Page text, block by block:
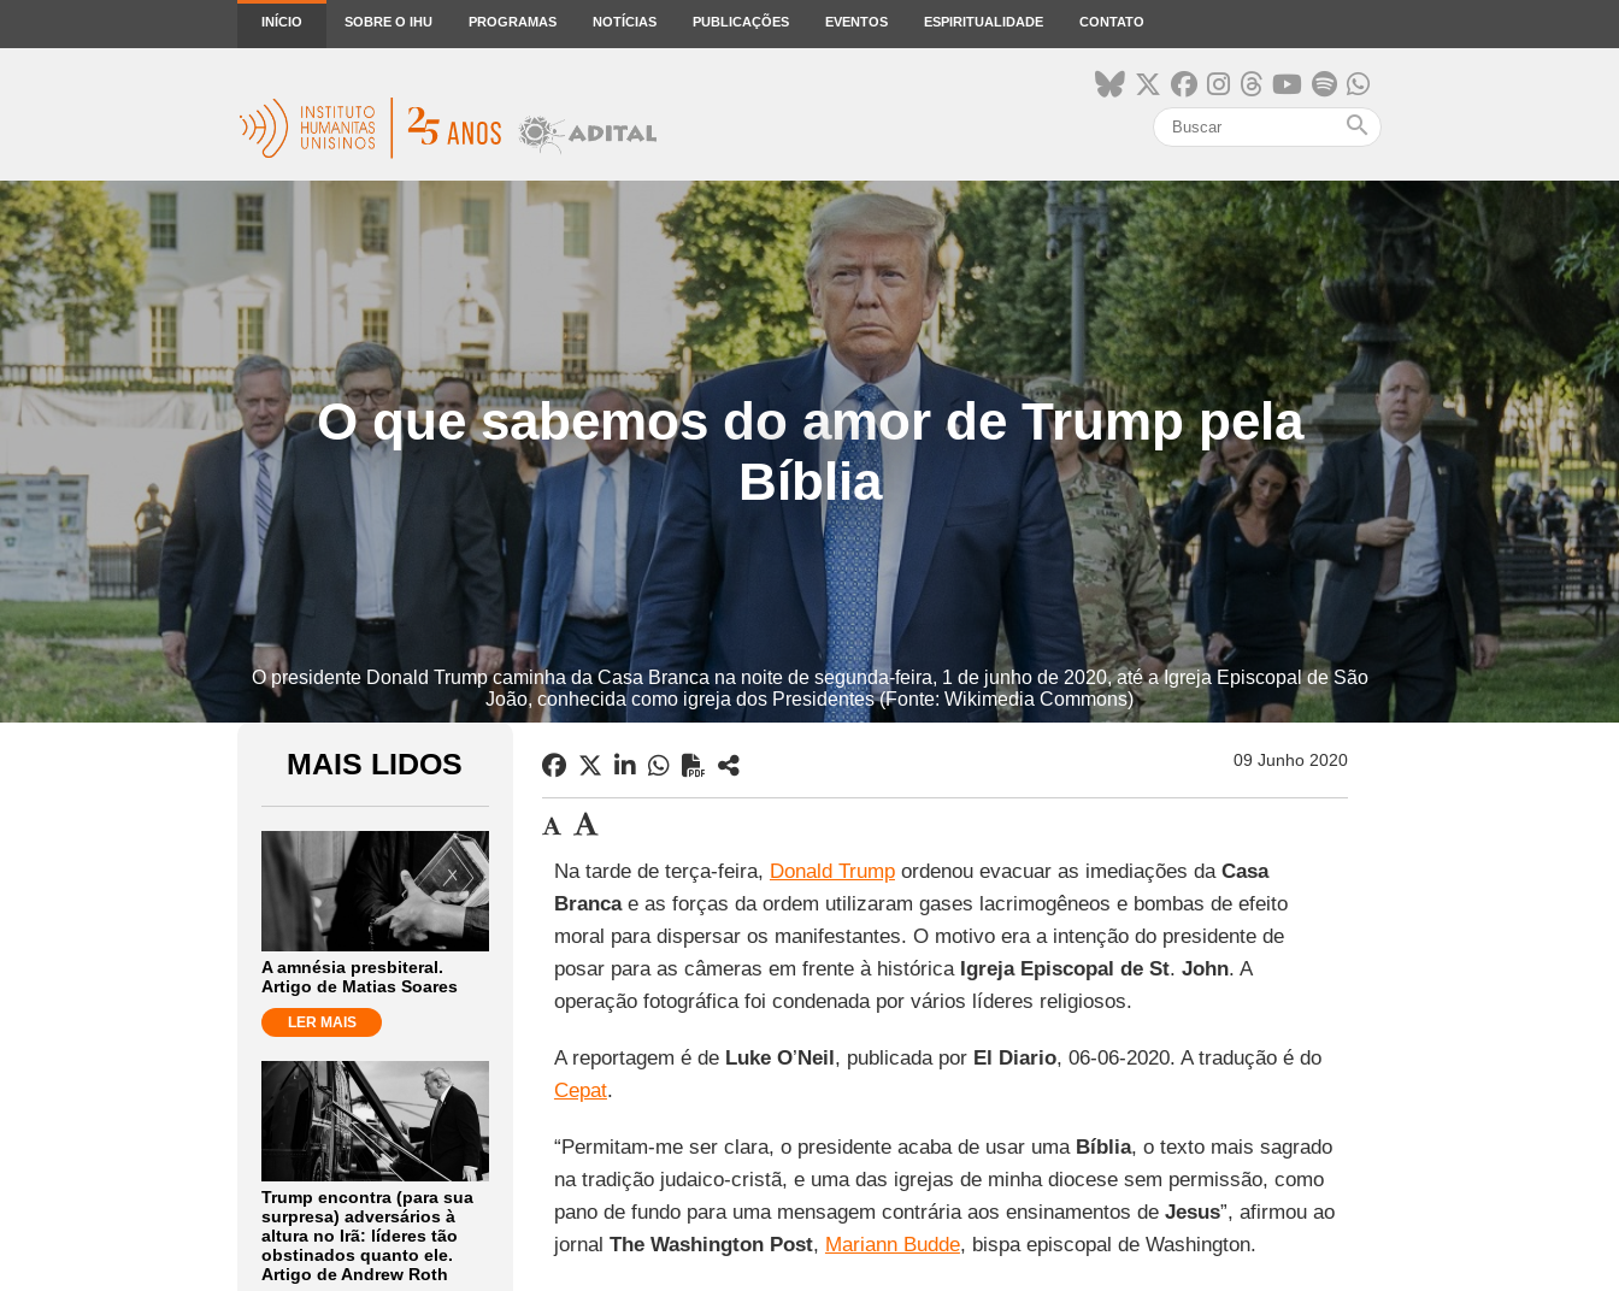
INÍCIO SOBRE O IHU PROGRAMAS NOTÍCIAS PUBLICAÇÕES EVENTOS ESPIRITUALIDADE CONTATO
search
O que sabemos do amor de Trump pela
Bíblia
O presidente Donald Trump caminha da Casa Branca na noite de segunda-feira, 1 de junho de 2020, até a Igreja Episcopal de São
João, conhecida como igreja dos Presidentes (Fonte: Wikimedia Commons)
MAIS LIDOS
A amnésia presbiteral.
Artigo de Matias Soares
LER MAIS
Trump encontra (para sua
surpresa) adversários à
altura no Irã: líderes tão
obstinados quanto ele.
Artigo de Andrew Roth
09 Junho 2020
Na tarde de terça-feira, Donald Trumpordenou evacuar as imediações da Casa
Brancae as forças da ordem utilizaram gases lacrimogêneos e bombas de efeito
moral para dispersar os manifestantes. O motivo era a intenção do presidente de
posar para as câmeras em frente à histórica Igreja Episcopal de St. John. A
operação fotográfica foi condenada por vários líderes religiosos.
A reportagem é de Luke O’Neil, publicada por El Diario, 06-06-2020. A tradução é do
Cepat.
“Permitam-me ser clara, o presidente acaba de usar uma Bíblia, o texto mais sagrado
na tradição judaico-cristã, e uma das igrejas de minha diocese sem permissão, como
pano de fundo para uma mensagem contrária aos ensinamentos de Jesus”, afirmou ao
jornal The Washington Post, Mariann Budde, bispa episcopal de Washington.